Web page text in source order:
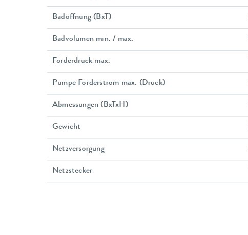
Badöffnung (BxT)
Badvolumen min. / max.
Förderdruck max.
Pumpe Förderstrom max. (Druck)
Abmessungen (BxTxH)
Gewicht
Netzversorgung
Netzstecker